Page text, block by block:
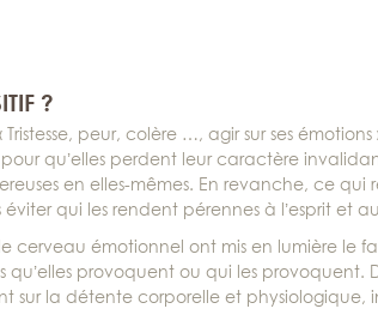
?
peur, colère …, agir sur ses émotions
qu’elles perdent leur caractère
en elles-mêmes. En revanche, ce qui
qui les rendent pérennes à l’esprit et
cerveau émotionnel ont mis en lumière le
provoquent ou qui les provoquent.
sur la détente corporelle et physiologique,